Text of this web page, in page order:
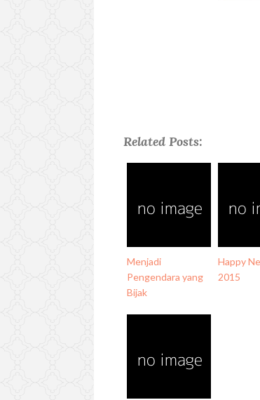
Related Posts:
Menjadi
Pengendara yang
Bijak
Happy
2015